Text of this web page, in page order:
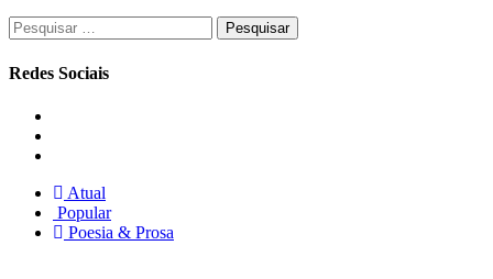
Pesquisar
por:
Redes Sociais
Atual
Popular
Poesia & Prosa